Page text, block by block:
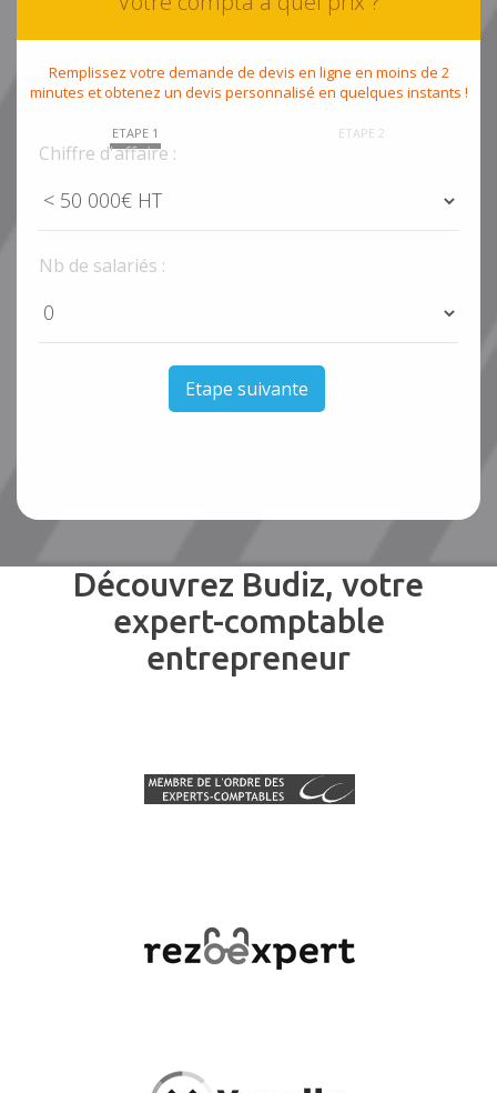
Remplissez votre demande de devis en ligne en moins de 2
minutes et obtenez un devis personnalisé en quelques instants !
ETAPE 1 ETAPE 2
Chiffre d'affaire :
Nb de salariés :
Etape suivante
Découvrez Budiz, votre
expert-comptable
entrepreneur